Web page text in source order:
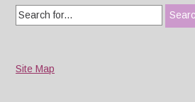
Search
for:
Site Map